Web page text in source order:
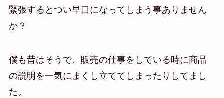
緊張するとつい早口になってしまう事ありません
か？
僕も昔はそうで、販売の仕事をしている時に商品
の説明を一気にまくし立ててしまったりしてまし
た。